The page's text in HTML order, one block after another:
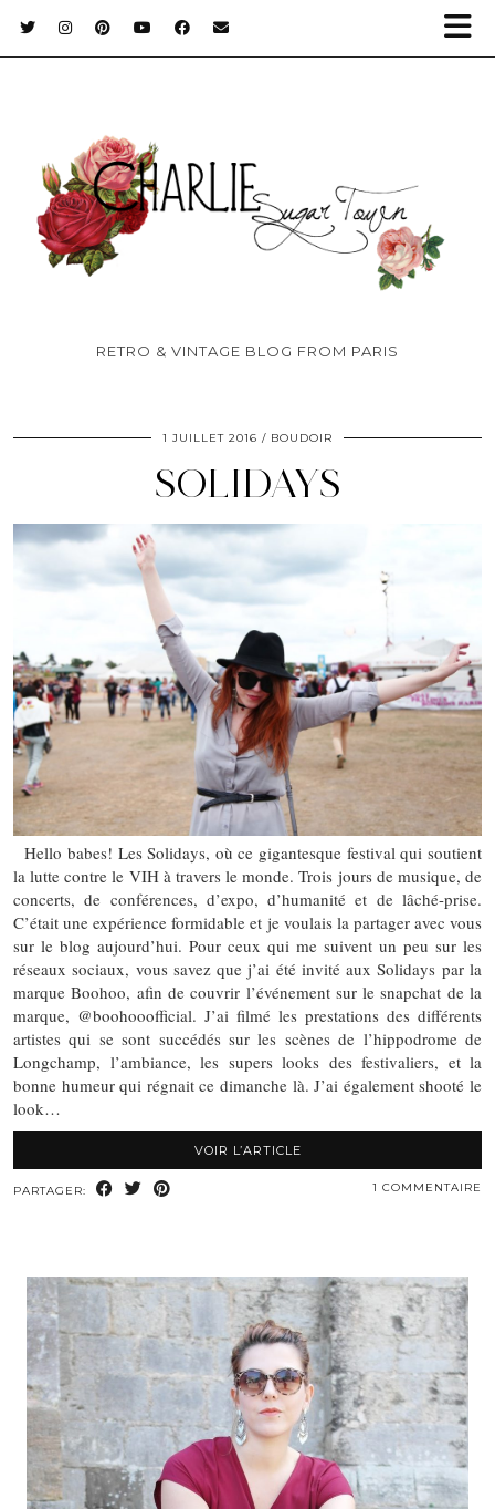
RETRO & VINTAGE BLOG FROM PARIS
1 JUILLET 2016 BOUDOIR
SOLIDAYS
Hello babes! Les Solidays, où ce gigantesque festival qui soutient
la lutte contre le VIH à travers le monde. Trois jours de musique, de
concerts, de conférences, d’expo, d’humanité et de lâché-prise.
C’était une expérience formidable et je voulais la partager avec vous
sur le blog aujourd’hui. Pour ceux qui me suivent un peu sur les
réseaux sociaux, vous savez que j’ai été invité aux Solidays par la
marque Boohoo, afin de couvrir l’événement sur le snapchat de la
marque, @boohooofficial. J’ai filmé les prestations des différents
artistes qui se sont succédés sur les scènes de l’hippodrome de
Longchamp, l’ambiance, les supers looks des festivaliers, et la
bonne humeur qui régnait ce dimanche là. J’ai également shooté le
look…
VOIR L’ARTICLE
PARTAGER: 1 COMMENTAIRE